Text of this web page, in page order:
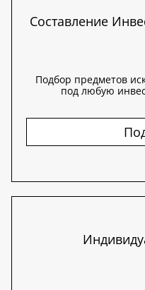
Составление
Подбор предметов
под любую